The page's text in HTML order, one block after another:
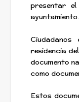
presentar
ayuntamiento.
residencia
documento
como
Estos